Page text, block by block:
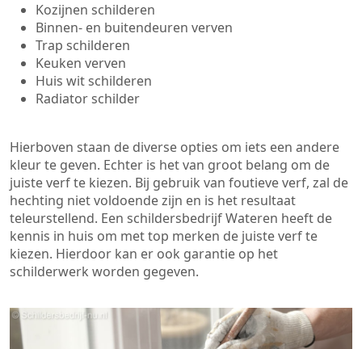
Kozijnen schilderen
Binnen- en buitendeuren verven
Trap schilderen
Keuken verven
Huis wit schilderen
Radiator schilder
Hierboven staan de diverse opties om iets een andere
kleur te geven. Echter is het van groot belang om de
juiste verf te kiezen. Bij gebruik van foutieve verf, zal de
hechting niet voldoende zijn en is het resultaat
teleurstellend. Een schildersbedrijf Wateren heeft de
kennis in huis om met top merken de juiste verf te
kiezen. Hierdoor kan er ook garantie op het
schilderwerk worden gegeven.